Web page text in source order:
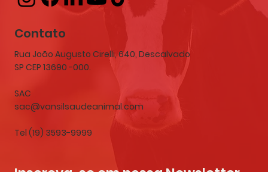
Contato
Rua João Augusto Cirelli, 640, Descalvado
SP CEP 13690 -000.
SAC
sac@vansilsaudeanimal.com
Tel (19) 3593-9999